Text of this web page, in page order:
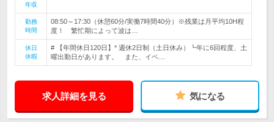
年収
勤務
時間
08:50～17:30（休憩60分/実働7時間40分）※残業は月平均10H程
度！ 繁忙期によって波は…
休日
休暇
# 【年間休日120日】* 週休2日制（土日休み）┗年に6回程度、土
曜出勤日があります。 また、イベ…
求人詳細を見る 気になる